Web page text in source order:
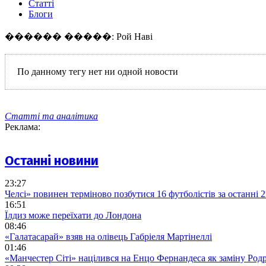
Статті
Блоги
������ �����: Рой Наві
По данному тегу нет ни одной новости
Статті та аналітика
Реклама:
Останні новини
23:27
Челсі» повинен терміново позбутися 16 футболістів за останні
16:51
Їлдиз може переїхати до Лондона
08:46
«Галатасарай» взяв на олівець Габріеля Мартінеллі
01:46
«Манчестер Сіті» націлився на Енцо Фернандеса як заміну